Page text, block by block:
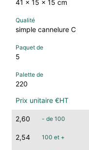
41 x 15 x 15 cm
simple cannelure C
5
220
2,60 - de 100
2,54 100 et +